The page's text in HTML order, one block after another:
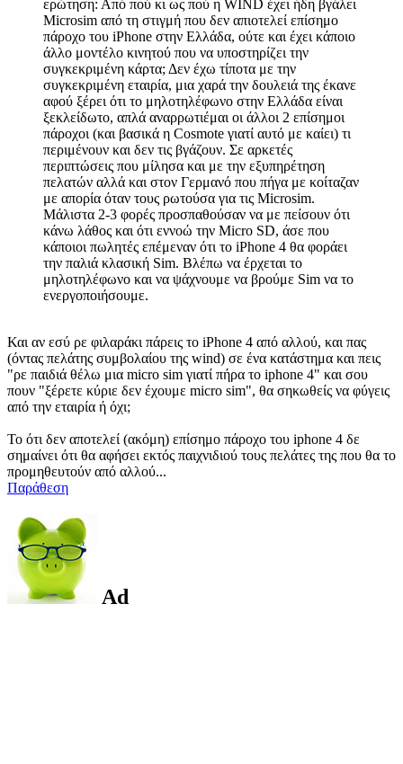
ερώτηση: Από πού κι ως πού η WIND έχει ήδη βγάλει
Microsim από τη στιγμή που δεν απιοτελεί επίσημο
πάροχο του iPhone στην Ελλάδα, ούτε και έχει κάποιο
άλλο μοντέλο κινητού που να υποστηρίζει την
συγκεκριμένη κάρτα; Δεν έχω τίποτα με την
συγκεκριμένη εταιρία, μια χαρά την δουλειά της έκανε
αφού ξέρει ότι το μηλοτηλέφωνο στην Ελλάδα είναι
ξεκλείδωτο, απλά αναρρωτιέμαι οι άλλοι 2 επίσημοι
πάροχοι (και βασικά η Cosmote γιατί αυτό με καίει) τι
περιμένουν και δεν τις βγάζουν. Σε αρκετές
περιπτώσεις που μίλησα και με την εξυπηρέτηση
πελατών αλλά και στον Γερμανό που πήγα με κοίταζαν
με απορία όταν τους ρωτούσα για τις Microsim.
Μάλιστα 2-3 φορές προσπαθούσαν να με πείσουν ότι
κάνω λάθος και ότι εννοώ την Micro SD, άσε που
κάποιοι πωλητές επέμεναν ότι το iPhone 4 θα φοράει
την παλιά κλασική Sim. Βλέπω να έρχεται το
μηλοτηλέφωνο και να ψάχνουμε να βρούμε Sim να το
ενεργοποιήσουμε.
Και αν εσύ ρε φιλαράκι πάρεις το iPhone 4 από αλλού, και πας
(όντας πελάτης συμβολαίου της wind) σε ένα κατάστημα και πεις
"ρε παιδιά θέλω μια micro sim γιατί πήρα το iphone 4" και σου
πουν "ξέρετε κύριε δεν έχουμε micro sim", θα σηκωθείς να φύγεις
από την εταιρία ή όχι;
Το ότι δεν αποτελεί (ακόμη) επίσημο πάροχο του iphone 4 δε
σημαίνει ότι θα αφήσει εκτός παιχνιδιού τους πελάτες της που θα το
προμηθευτούν από αλλού...
Παράθεση
Ad